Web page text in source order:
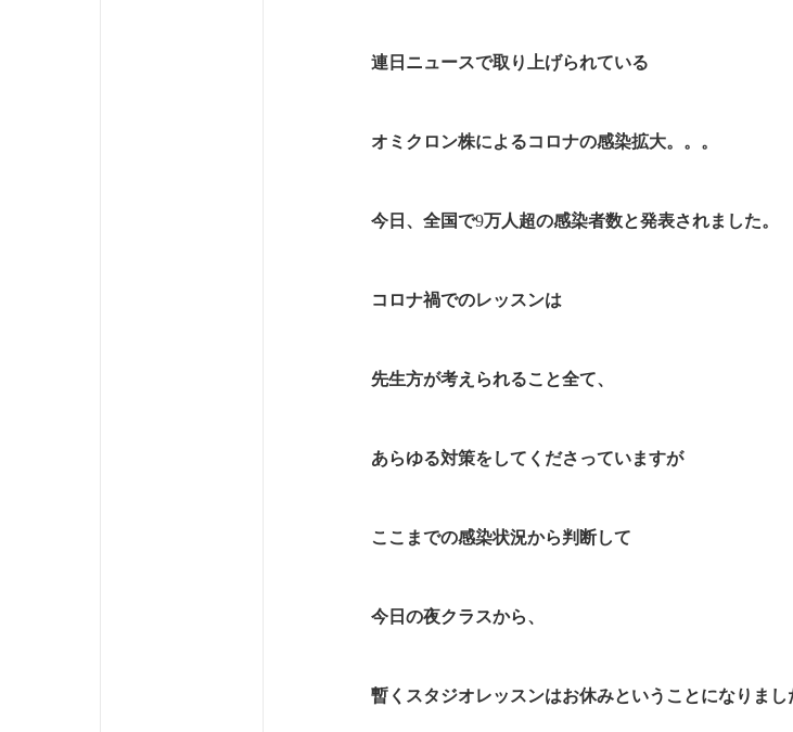
連日ニュースで取り上げられている
オミクロン株によるコロナの感染拡大。。。
今日、全国で9万人超の感染者数と発表されました。
コロナ禍でのレッスンは
先生方が考えられること全て、
あらゆる対策をしてくださっていますが
ここまでの感染状況から判断して
今日の夜クラスから、
暫くスタジオレッスンはお休みということになりまし